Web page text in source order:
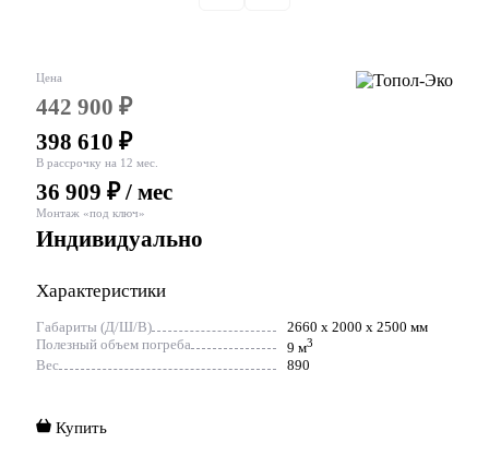
Цена
442 900 ₽
398 610 ₽
В рассрочку на 12 мес.
36 909 ₽ / мес
Монтаж «под ключ»
Индивидуально
Характеристики
Габариты (Д/Ш/В)
2660 x 2000 x 2500 мм
Полезный объем погреба
9 м3
Вес 890
Купить